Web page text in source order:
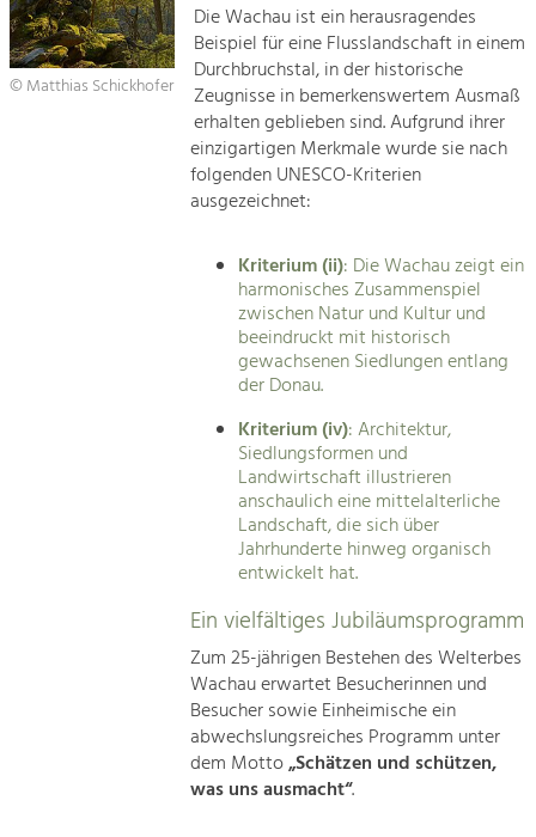
© Matthias Schickhofer
Die Wachau ist ein herausragendes
Beispiel für eine Flusslandschaft in einem
Durchbruchstal, in der historische
Zeugnisse in bemerkenswertem Ausmaß
erhalten geblieben sind. Aufgrund ihrer
einzigartigen Merkmale wurde sie nach
folgenden UNESCO-Kriterien
ausgezeichnet:
Kriterium (ii): Die Wachau zeigt ein
harmonisches Zusammenspiel
zwischen Natur und Kultur und
beeindruckt mit historisch
gewachsenen Siedlungen entlang
der Donau.
Kriterium (iv): Architektur,
Siedlungsformen und
Landwirtschaft illustrieren
anschaulich eine mittelalterliche
Landschaft, die sich über
Jahrhunderte hinweg organisch
entwickelt hat.
Ein vielfältiges Jubiläumsprogramm
Zum 25-jährigen Bestehen des Welterbes
Wachau erwartet Besucherinnen und
Besucher sowie Einheimische ein
abwechslungsreiches Programm unter
dem Motto„Schätzen und schützen,
was uns ausmacht“.